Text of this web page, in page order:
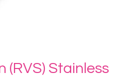
(RVS) Stainless